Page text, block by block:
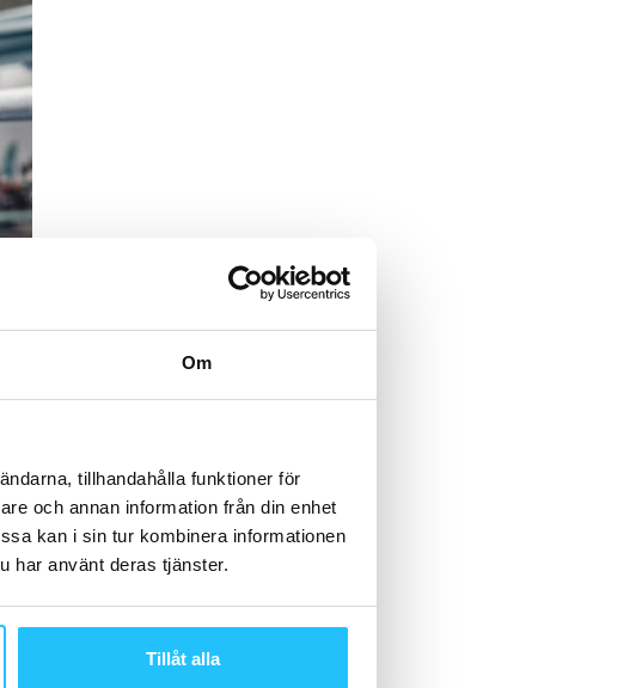
Om
tillhandahålla funktioner för
och annan information från din enhet
kan i sin tur kombinera informationen
har använt deras tjänster.
Tillåt alla